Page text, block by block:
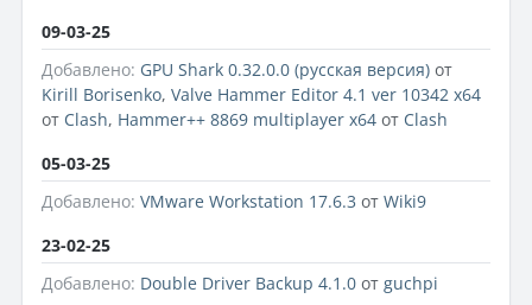
09-03-25
Добавлено: GPU Shark 0.32.0.0 (русская версия) от
Kirill Borisenko, Valve Hammer Editor 4.1 ver 10342 x64
от Clash, Hammer++ 8869 multiplayer x64 от Clash
05-03-25
Добавлено: VMware Workstation 17.6.3 от Wiki9
23-02-25
Добавлено: Double Driver Backup 4.1.0 от guchpi